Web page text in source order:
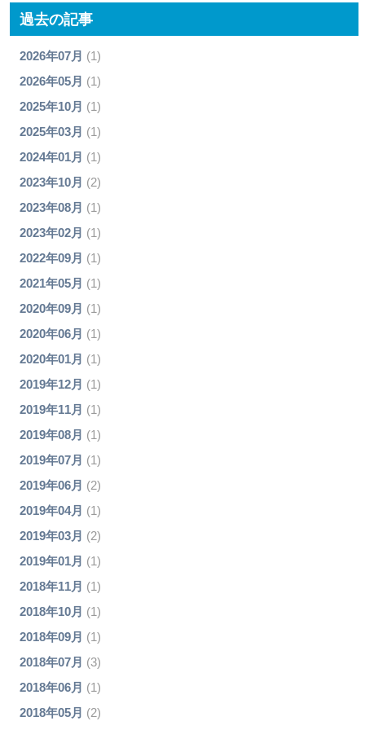
過去の記事
2026年07月 (1)
2026年05月 (1)
2025年10月 (1)
2025年03月 (1)
2024年01月 (1)
2023年10月 (2)
2023年08月 (1)
2023年02月 (1)
2022年09月 (1)
2021年05月 (1)
2020年09月 (1)
2020年06月 (1)
2020年01月 (1)
2019年12月 (1)
2019年11月 (1)
2019年08月 (1)
2019年07月 (1)
2019年06月 (2)
2019年04月 (1)
2019年03月 (2)
2019年01月 (1)
2018年11月 (1)
2018年10月 (1)
2018年09月 (1)
2018年07月 (3)
2018年06月 (1)
2018年05月 (2)